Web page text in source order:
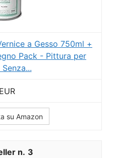
a Gesso 750ml +
Pack - Pittura per
su Amazon
3